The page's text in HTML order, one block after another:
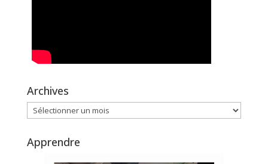
Archives
Archives
Apprendre